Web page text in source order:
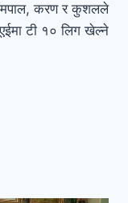
करण र कुशलले
टी १० लिग खेल्ने